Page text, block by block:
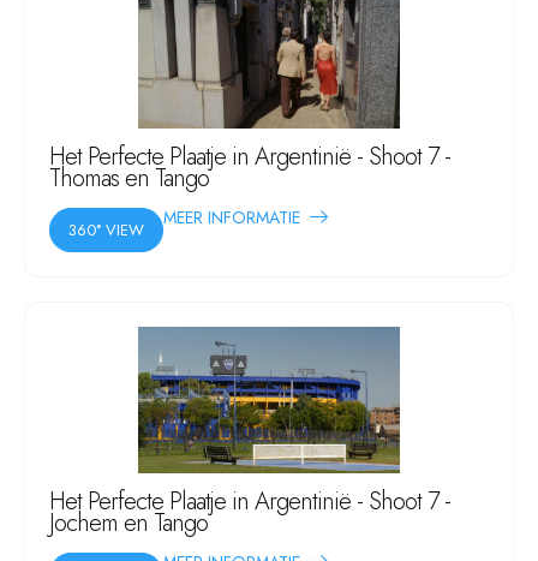
Het Perfecte Plaatje in Argentinië - Shoot 7 -
Thomas en Tango
360° VIEW
MEER INFORMATIE
Het Perfecte Plaatje in Argentinië - Shoot 7 -
Jochem en Tango